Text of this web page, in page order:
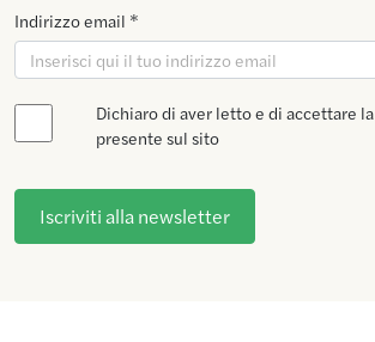
Indirizzo email *
Dichiaro di aver letto e di accettare la
presente sul sito